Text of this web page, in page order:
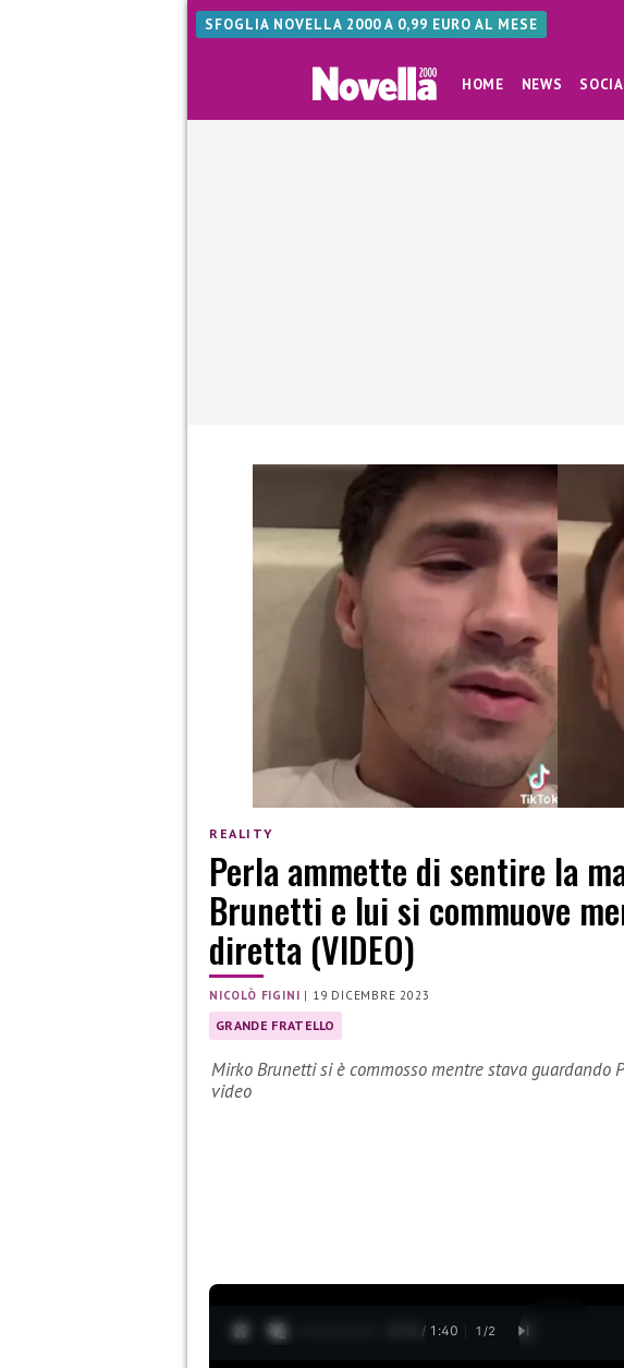
SFOGLIA NOVELLA 2000 A 0,99 EURO AL MESE
HOME NEWS
REALITY
Perla ammette di sentire la
Brunetti e lui si commuove
diretta (VIDEO)
NICOLÒ FIGINI | 19 DICEMBRE 2023
GRANDE FRATELLO
Mirko Brunetti si è commosso mentre stava guardando
video
0:13 / 1:40 1 /2